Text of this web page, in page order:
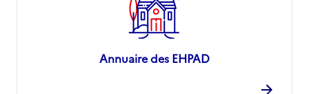
Annuaire des EHPAD